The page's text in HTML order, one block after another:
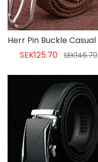
SEK125.70 SEK146.70